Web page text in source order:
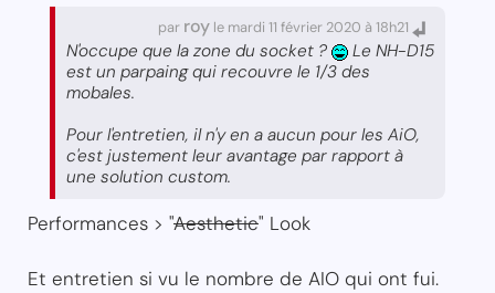
par roy le mardi 11 février 2020 à 18h21
N'occupe que la zone du socket ?
Le NH-D15
est un parpaing qui recouvre le 1/3 des
mobales.
Pour l'entretien, il n'y en a aucun pour les AiO,
c'est justement leur avantage par rapport à
une solution custom.
Performances > "Aesthetic" Look
Et entretien si vu le nombre de AIO qui ont fui.